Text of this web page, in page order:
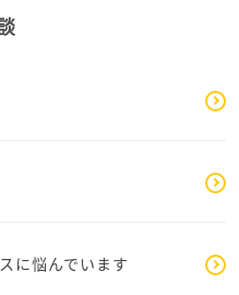
まう時は、予想外のこ
作っておく。これだけ
し方も、堂々と話せな
髪のクセや見た目のこ
ニックやコツがたくさ
」を探してみてはいか
塗るだけで、パサつき
に悩んでいます